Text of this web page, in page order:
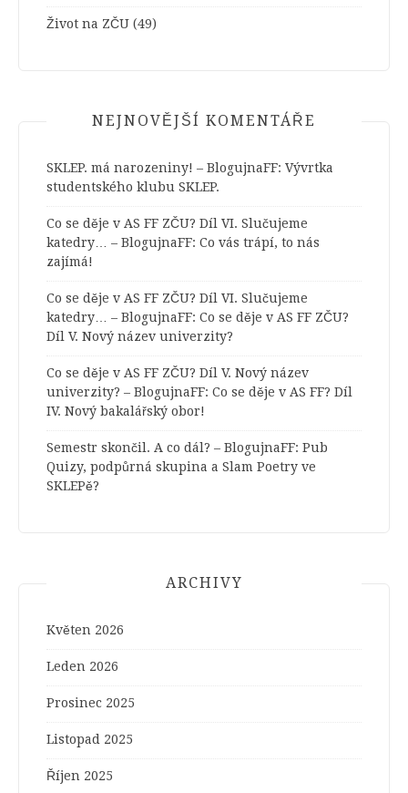
Život na ZČU (49)
NEJNOVĚJŠÍ KOMENTÁŘE
SKLEP. má narozeniny! – BlogujnaFF: Vývrtka
studentského klubu SKLEP.
Co se děje v AS FF ZČU? Díl VI. Slučujeme
katedry… – BlogujnaFF: Co vás trápí, to nás
zajímá!
Co se děje v AS FF ZČU? Díl VI. Slučujeme
katedry… – BlogujnaFF: Co se děje v AS FF ZČU?
Díl V. Nový název univerzity?
Co se děje v AS FF ZČU? Díl V. Nový název
univerzity? – BlogujnaFF: Co se děje v AS FF? Díl
IV. Nový bakalářský obor!
Semestr skončil. A co dál? – BlogujnaFF: Pub
Quizy, podpůrná skupina a Slam Poetry ve
SKLEPě?
ARCHIVY
Květen 2026
Leden 2026
Prosinec 2025
Listopad 2025
Říjen 2025